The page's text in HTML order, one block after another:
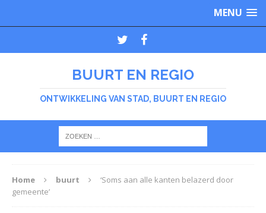
MENU
BUURT EN REGIO
ONTWIKKELING VAN STAD, BUURT EN REGIO
Home buurt
‘Soms aan alle kanten belazerd door
gemeente’